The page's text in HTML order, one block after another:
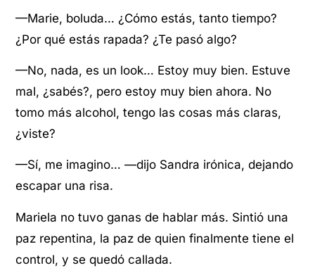
—Marie, boluda… ¿Cómo estás, tanto tiempo?
¿Por qué estás rapada? ¿Te pasó algo?
—No, nada, es un look… Estoy muy bien. Estuve
mal, ¿sabés?, pero estoy muy bien ahora. No
tomo más alcohol, tengo las cosas más claras,
¿viste?
—Sí, me imagino… —dijo Sandra irónica, dejando
escapar una risa.
Mariela no tuvo ganas de hablar más. Sintió una
paz repentina, la paz de quien finalmente tiene el
control, y se quedó callada.